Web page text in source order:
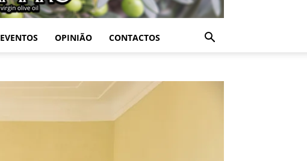
EVENTOS OPINIÃO CONTACTOS